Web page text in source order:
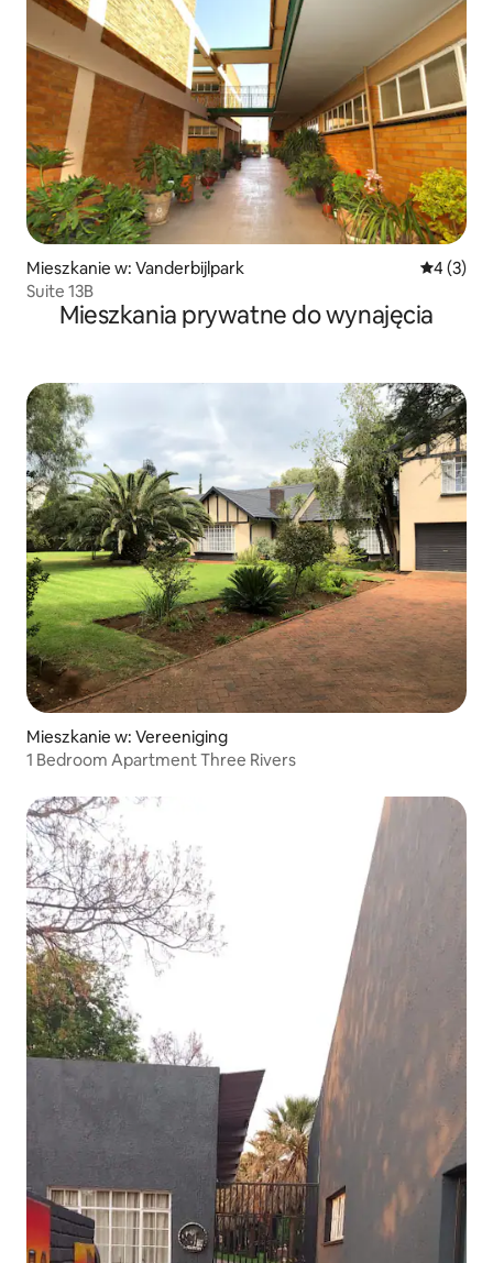
Mieszkanie w: Vanderbijlpark Średnia
4 (3)
Suite 13B
Mieszkania prywatne do wynajęcia
Mieszkanie w: Vereeniging
1 Bedroom Apartment Three Rivers